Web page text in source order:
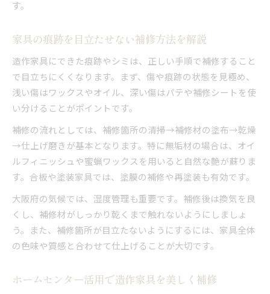
す。
家具の痕跡を目立たせない補修方法を解説
造作家具にできた痕跡やシミは、正しい手順で補修すること
で目立ちにくくなります。まず、傷や痕跡の状態を見極め、
浅い傷はワックスやオイル、深い傷はパテや補修シートを使
い分けることがポイントです。
補修の流れとしては、補修箇所の清掃→補修材の塗布→乾燥
→仕上げ磨きが基本となります。特に無垢材の場合は、オイ
ルフィニッシュや蜜蝋ワックスを用いると自然な艶が蘇りま
す。合板や塗装家具では、塗膜の補修や再塗装も有効です。
大阪府の気候では、湿度管理も重要です。補修後は換気を良
くし、補修材がしっかり乾くまで触れないようにしましょ
う。また、補修箇所が目立たないようにするには、家具全体
の色味や質感と合わせて仕上げることが大切です。
ホームセンター活用で造作家具を美しく補修